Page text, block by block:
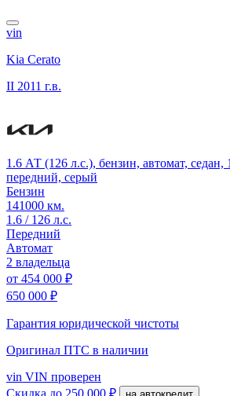
vin
Kia Cerato
II 2011 г.в.
1.6 АТ (126 л.с.), бензин, автомат, седан,
передний, серый
Бензин
141000 км.
1.6 / 126 л.с.
Передний
Автомат
2 владельца
от 454 000 ₽
650 000 ₽
Гарантия юридической чистоты
Оригинал ПТС в наличии
vin VIN проверен
Скидка до 250 000 ₽